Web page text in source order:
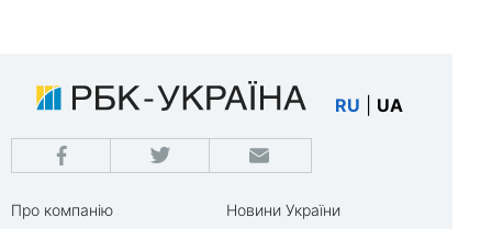
RU UA
Про компанію
Новини України